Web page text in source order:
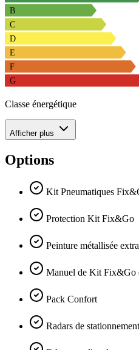
B
C
D
E
F
G
Classe énergétique
Afficher plus
Options
Kit Pneumatiques
Protection Kit Fix&Go
Peinture métallisée
Manuel de Kit Fix&Go
Pack Confort
Radars de